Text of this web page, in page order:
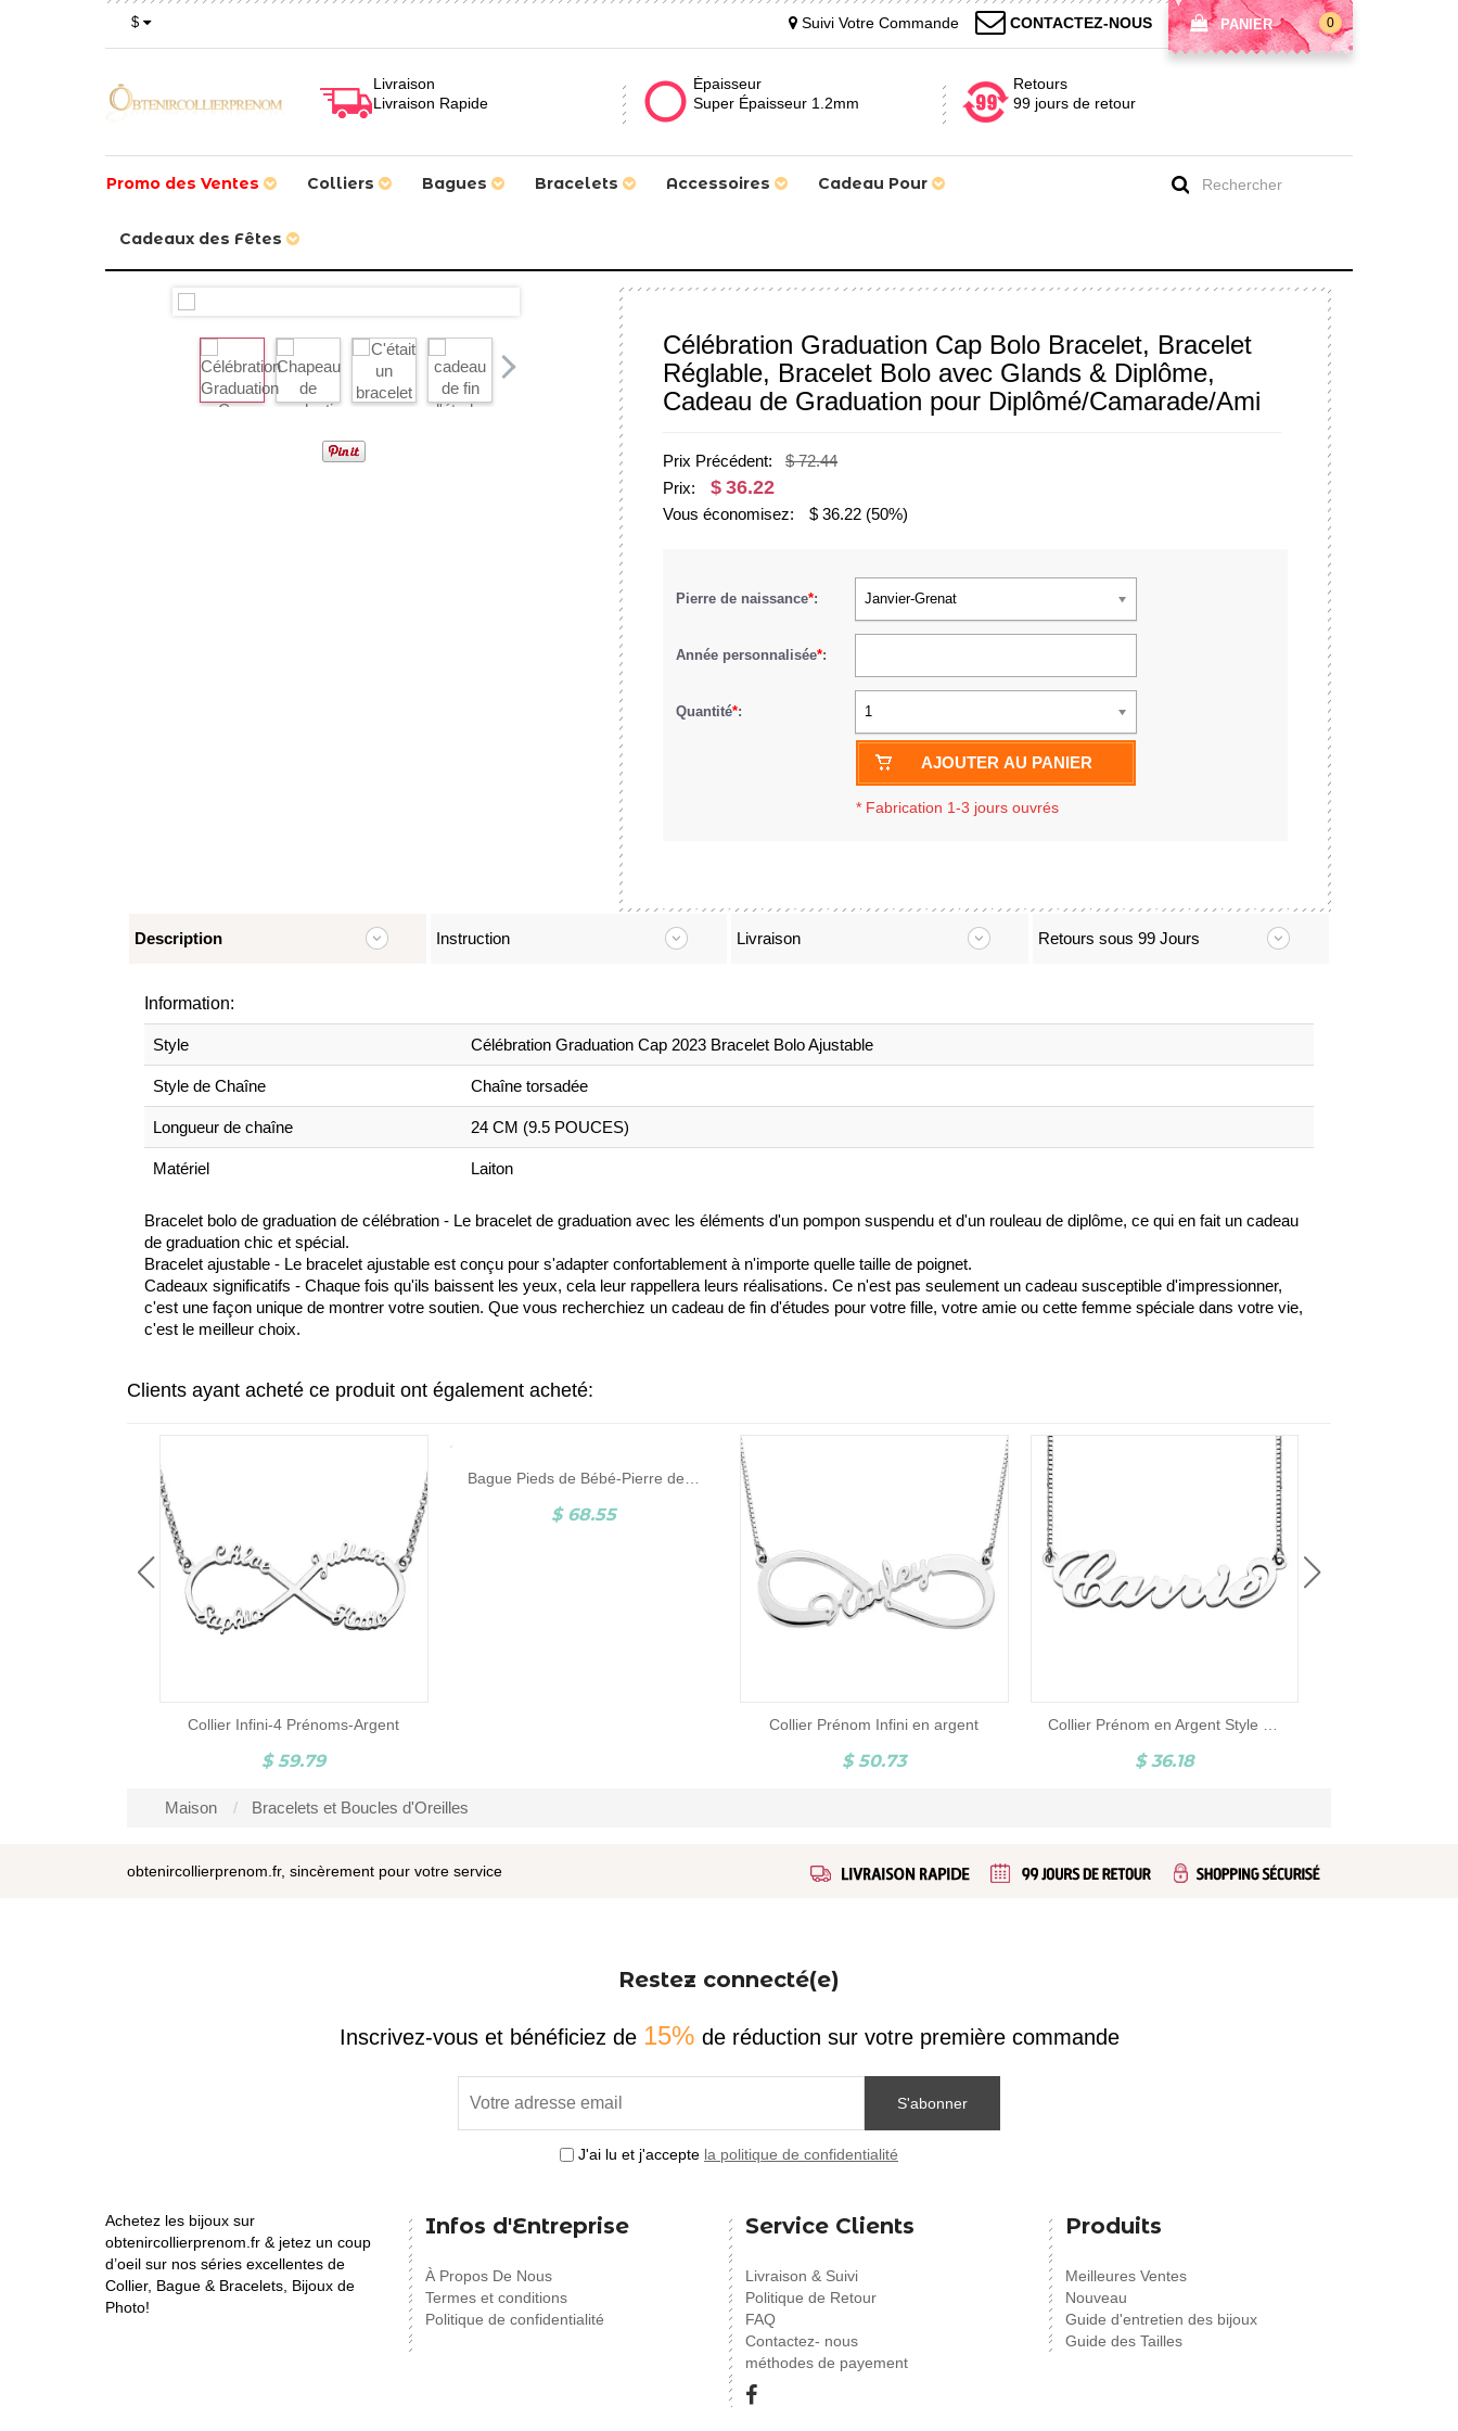
$ PANIER 0
CONTACTEZ-NOUS
Suivi Votre Commande
Livraison
Livraison Rapide
Épaisseur
Super Épaisseur 1.2mm
Retours
99 jours de retour
Promo des Ventes Colliers Bagues Bracelets Accessoires Cadeau Pour
Cadeaux des Fêtes
Célébration Graduation Cap Bolo Bracelet, Bracelet
Réglable, Bracelet Bolo avec Glands & Diplôme,
Cadeau de Graduation pour Diplômé/Camarade/Ami
Prix Précédent:
$ 72.44
Prix:
$ 36.22
Vous économisez: $ 36.22 (50%)
Pierre de naissance*: Janvier-Grenat
Année personnalisée*:
Quantité*: 1
AJOUTER AU PANIER
* Fabrication 1-3 jours ouvrés
Description Instruction Livraison Retours sous 99 Jours
Information:
Style Célébration Graduation Cap 2023 Bracelet Bolo Ajustable
Style de Chaîne Chaîne torsadée
Longueur de chaîne 24 CM (9.5 POUCES)
Matériel Laiton
Bracelet bolo de graduation de célébration - Le bracelet de graduation avec les éléments d'un pompon suspendu et d'un rouleau de diplôme, ce qui en fait un cadeau
de graduation chic et spécial.
Bracelet ajustable - Le bracelet ajustable est conçu pour s'adapter confortablement à n'importe quelle taille de poignet.
Cadeaux significatifs - Chaque fois qu'ils baissent les yeux, cela leur rappellera leurs réalisations. Ce n'est pas seulement un cadeau susceptible d'impressionner,
c'est une façon unique de montrer votre soutien. Que vous recherchiez un cadeau de fin d'études pour votre fille, votre amie ou cette femme spéciale dans votre vie,
c'est le meilleur choix.
Clients ayant acheté ce produit ont également acheté:
Collier Infini-4 Prénoms-Argent
$ 59.79
$ 68.55
Collier Prénom Infini en argent
$ 50.73
Collier Prénom en Argent Style Carrie
$ 36.18
Maison Bracelets et Boucles d'Oreilles
obtenircollierprenom.fr, sincèrement pour votre service
Restez connecté(e)
Inscrivez-vous et bénéficiez de 15% de réduction sur votre première commande
S'abonner
J'ai lu et j'accepte la politique de confidentialité
Achetez les bijoux sur
obtenircollierprenom.fr & jetez un coup
d’oeil sur nos séries excellentes de
Collier, Bague & Bracelets, Bijoux de
Photo!
Infos d'Entreprise
À Propos De Nous
Termes et conditions
Politique de confidentialité
Service Clients
Livraison & Suivi
Politique de Retour
FAQ
Contactez- nous
méthodes de payement
Produits
Meilleures Ventes
Nouveau
Guide d'entretien des bijoux
Guide des Tailles